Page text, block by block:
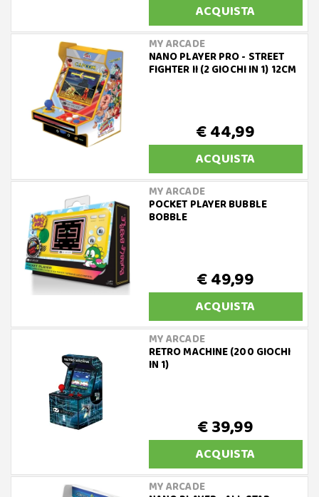
ACQUISTA
MY ARCADE
NANO PLAYER PRO - STREET
FIGHTER II (2 GIOCHI IN 1) 12CM
€ 44,99
ACQUISTA
MY ARCADE
POCKET PLAYER BUBBLE
BOBBLE
€ 49,99
ACQUISTA
MY ARCADE
RETRO MACHINE (200 GIOCHI
IN 1)
€ 39,99
ACQUISTA
MY ARCADE